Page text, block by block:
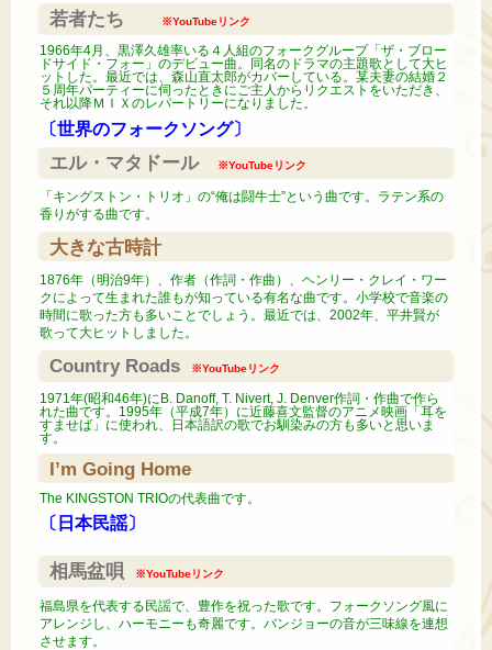
若者たち ※YouTubeリンク
1966年4月、黒澤久雄率いる４人組のフォークグループ「ザ・ブロー
ドサイド・フォー」のデビュー曲。同名のドラマの主題歌として大ヒ
ットした。最近では、森山直太郎がカバーしている。某夫妻の結婚２
５周年パーティーに伺ったときにご主人からリクエストをいただき、
それ以降ＭＩＸのレパートリーになりました。
〔世界のフォークソング〕
エル・マタドール ※YouTubeリンク
「キングストン・トリオ」の“俺は闘牛士”という曲です。ラテン系の
香りがする曲です。
大きな古時計
1876年（明治9年）、作者（作詞・作曲）、ヘンリー・クレイ・ワー
クによって生まれた誰もが知っている有名な曲です。小学校で音楽の
時間に歌った方も多いことでしょう。最近では、2002年、平井賢が
歌って大ヒットしました。
Country Roads ※YouTubeリンク
1971年(昭和46年)にB. Danoff, T. Nivert, J. Denver作詞・作曲で作ら
れた曲です。1995年（平成7年）に近藤喜文監督のアニメ映画「耳を
すませば」に使われ、日本語訳の歌でお馴染みの方も多いと思いま
す。
I’m Going Home
The KINGSTON TRIOの代表曲です。
〔日本民謡〕
相馬盆唄 ※YouTubeリンク
福島県を代表する民謡で、豊作を祝った歌です。フォークソング風に
アレンジし、ハーモニーも奇麗です。バンジョーの音が三味線を連想
させます。